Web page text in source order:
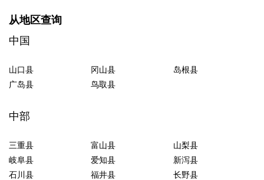
从地区查询
中国
山口县 冈山县
岛根县
广岛县
鸟取县
中部
三重县 富山县
山梨县
岐阜县
爱知县
新泻县
石川县
福井县
长野县